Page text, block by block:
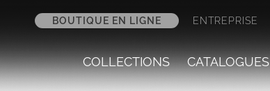
BOUTIQUE EN LIGNE ENTREPRISE
COLLECTIONS CATALOGUES